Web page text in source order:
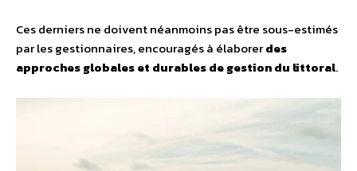
Ces derniers ne doivent néanmoins pas être sous-estimés
par les gestionnaires, encouragés à élaborerdes
approches globales et durables de gestion du littoral.